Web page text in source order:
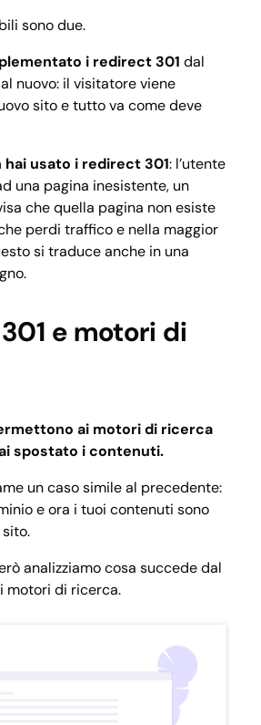
sono due.
i redirect 301 dal
nuovo: il visitatore viene
sito e tutto va come deve
hai usato i redirect 301: l’utente
una pagina inesistente, un
che quella pagina non esiste
perdi traffico e nella maggior
si traduce anche in una
e motori di
ai motori di ricerca
spostato i contenuti.
un caso simile al precedente:
e ora i tuoi contenuti sono
analizziamo cosa succede dal
motori di ricerca.